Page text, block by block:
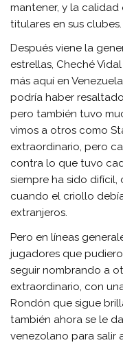
mantener, y la
titulares en sus clubes.
Después viene la
estrellas, Cheché
más aquí en
podría haber
pero también tuvo
vimos a otros como
extraordinario, pero
contra lo que tuvo
siempre ha sido
cuando el criollo
extranjeros.
Pero en líneas
jugadores que
seguir nombrando a
extraordinario, con
Rondón que sigue
también ahora se le
venezolano para salir